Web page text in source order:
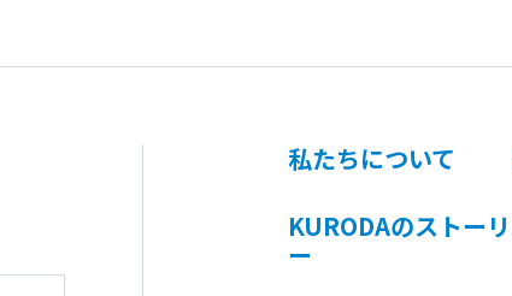
私たちについて
KURODAのストーリ
ー